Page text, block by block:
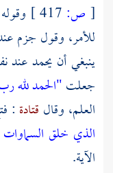
[ ص:
للأمر، وقول جزم
ينبغي أن يحمد عند
جعلت"الحمد لله
العلم، وقال قتادة :
الذي خلق
الآية.